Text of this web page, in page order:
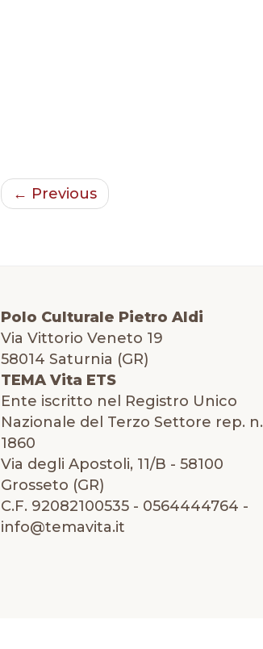
← Previous
Polo Culturale Pietro Aldi
Via Vittorio Veneto 19
58014 Saturnia (GR)
TEMA Vita ETS
Ente iscritto nel Registro Unico
Nazionale del Terzo Settore rep. n.
1860
Via degli Apostoli, 11/B - 58100
Grosseto (GR)
C.F. 92082100535 - 0564444764 -
info@temavita.it